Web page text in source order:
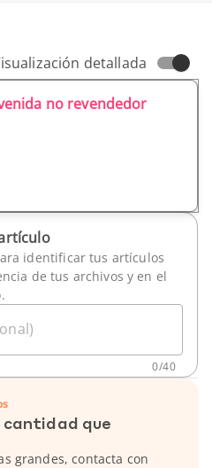
detallada
no revendedor
identificar tus artículos
de tus archivos y en el
0/40
cantidad que
grandes, contacta con